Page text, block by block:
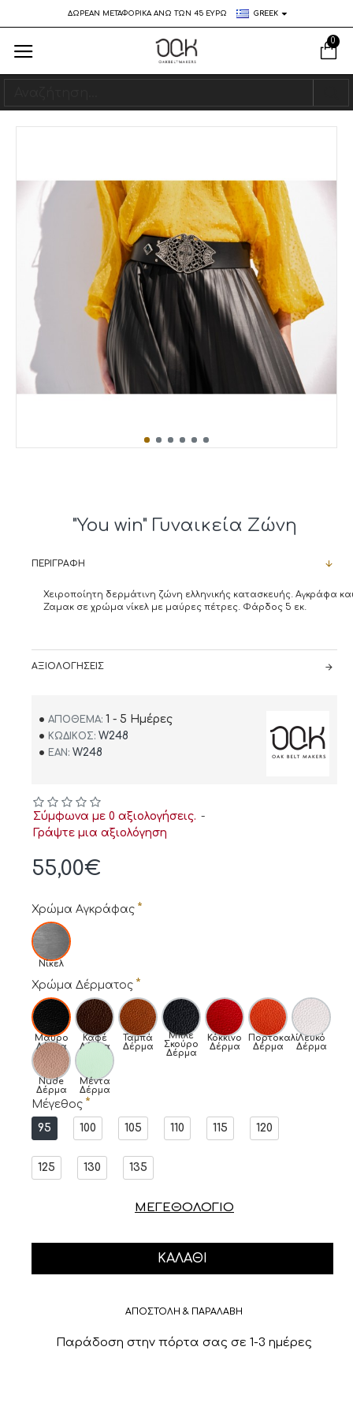
ΔΩΡΕΑΝ ΜΕΤΑΦΟΡΙΚΑ ΑΝΩ ΤΩΝ 45 ΕΥΡΩ GREEK
0
"You win" Γυναικεία Ζώνη
ΠΕΡΙΓΡΑΦΉ
Χειροποίητη δερμάτινη ζώνη ελληνικής κατασκευής. Αγκράφα
Ζαμακ σε χρώμα νίκελ με μαύρες πέτρες. Φάρδος 5 εκ.
ΑΞΙΟΛΟΓΉΣΕΙΣ
ΑΠΌΘΕΜΑ: 1 - 5 Ημέρες
ΚΩΔΙΚΌΣ: W248
EAN: W248
Σύμφωνα με 0 αξιολογήσεις. -
Γράψτε μια αξιολόγηση
55,00€
Χρώμα Αγκράφας
Νίκελ
Χρώμα Δέρματος
Μαύρο
Δέρμα
Καφέ
Δέρμα
Ταμπά
Δέρμα
Μπλε
Σκούρο
Δέρμα
Κόκκινο
Δέρμα
Πορτοκαλί
Δέρμα
Λευκό
Δέρμα
Nude
Δέρμα
Μέντα
Δέρμα
Μέγεθος
95
100 105 110 115 120
125 130 135
ΚΑΛΆΘΙ
ΜΕΓΕΘΟΛΟΓΙΟ
ΑΠΟΣΤΟΛΗ & ΠΑΡΑΛΑΒΗ
Παράδοση στην πόρτα σας σε 1-3 ημέρες